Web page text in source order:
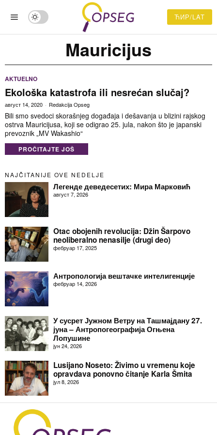
ЋИР/LAT
Mauricijus
AKTUELNO
Ekološka katastrofa ili nesrećan slučaj?
август 14, 2020 Redakcija Opseg
Bili smo svedoci skorašnjeg događaja i dešavanja u blizini rajskog
ostrva Mauricijusa, koji se odigrao 25. jula, nakon što je japanski
prevoznik „MV Wakashio“
PROČITAJTE JOŠ
NAJČITANIJE OVE NEDELJE
Легенде деведесетих: Мира Марковић
август 7, 2026
Otac obojenih revolucija: Džin Šarpovo
neoliberalno nenasilje (drugi deo)
фебруар 17, 2025
Антропологија вештачке интелигенције
фебруар 14, 2026
У сусрет Јужном Ветру на Ташмајдану 27.
јуна – Антропогеографија Огњена
Лопушине
јун 24, 2026
Lusijano Noseto: Živimo u vremenu koje
opravdava ponovno čitanje Karla Šmita
јул 8, 2026